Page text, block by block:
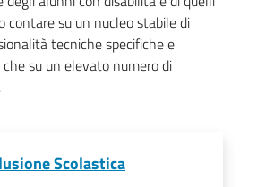
contare su un nucleo stabile di
tecniche specifiche e
su un elevato numero di
Scolastica